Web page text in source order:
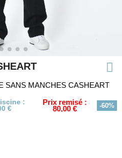
SANS MANCHES CASHEART
:
€
Prix remisé :
80,00 € -60%